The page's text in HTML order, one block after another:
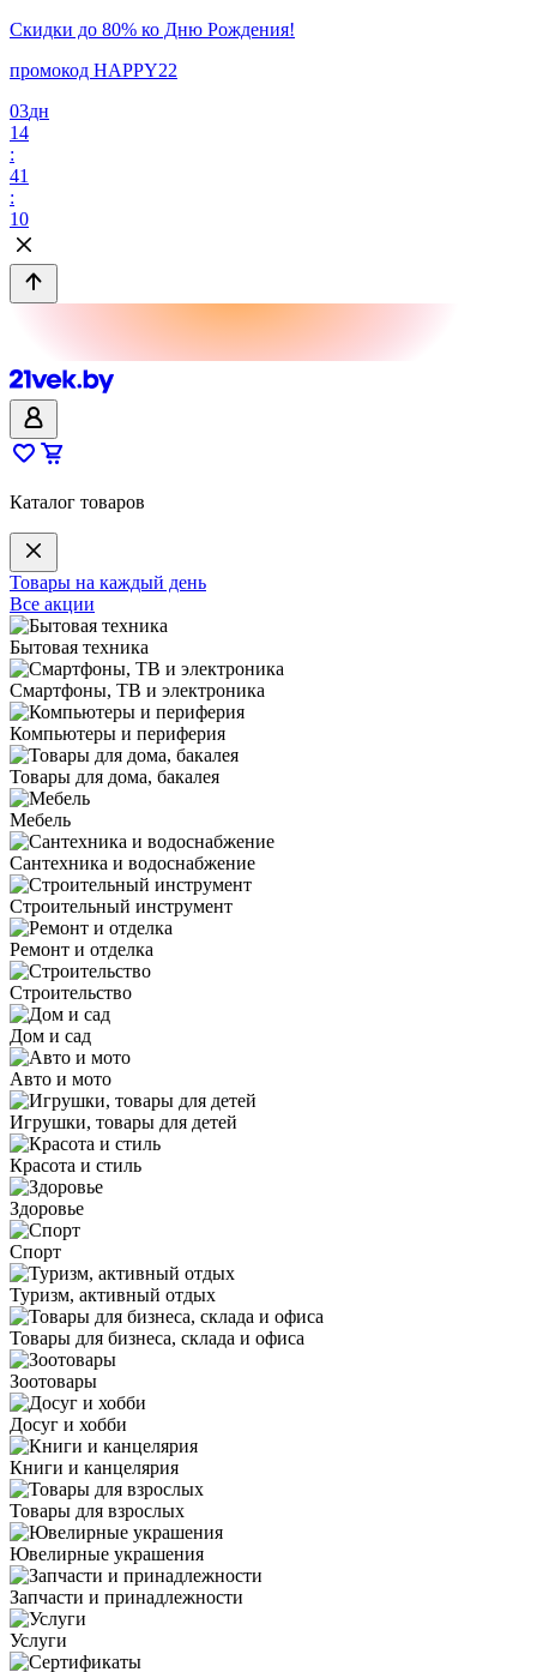
Скидки до 80% ко Дню Рождения!
промокод HAPPY22
03дн
14
:
41
:
10
Каталог товаров
Товары на каждый день
Все акции
Бытовая техника
Смартфоны, ТВ и электроника
Компьютеры и периферия
Товары для дома, бакалея
Мебель
Сантехника и водоснабжение
Строительный инструмент
Ремонт и отделка
Строительство
Дом и сад
Авто и мото
Игрушки, товары для детей
Красота и стиль
Здоровье
Спорт
Туризм, активный отдых
Товары для бизнеса, склада и офиса
Зоотовары
Досуг и хобби
Книги и канцелярия
Товары для взрослых
Ювелирные украшения
Запчасти и принадлежности
Услуги